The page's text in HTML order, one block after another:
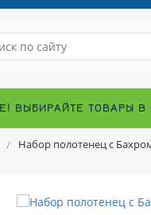
ВЫБИРАЙТЕ ТОВАРЫ
Набор полотенец с